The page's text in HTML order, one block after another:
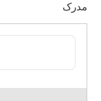
مدرک